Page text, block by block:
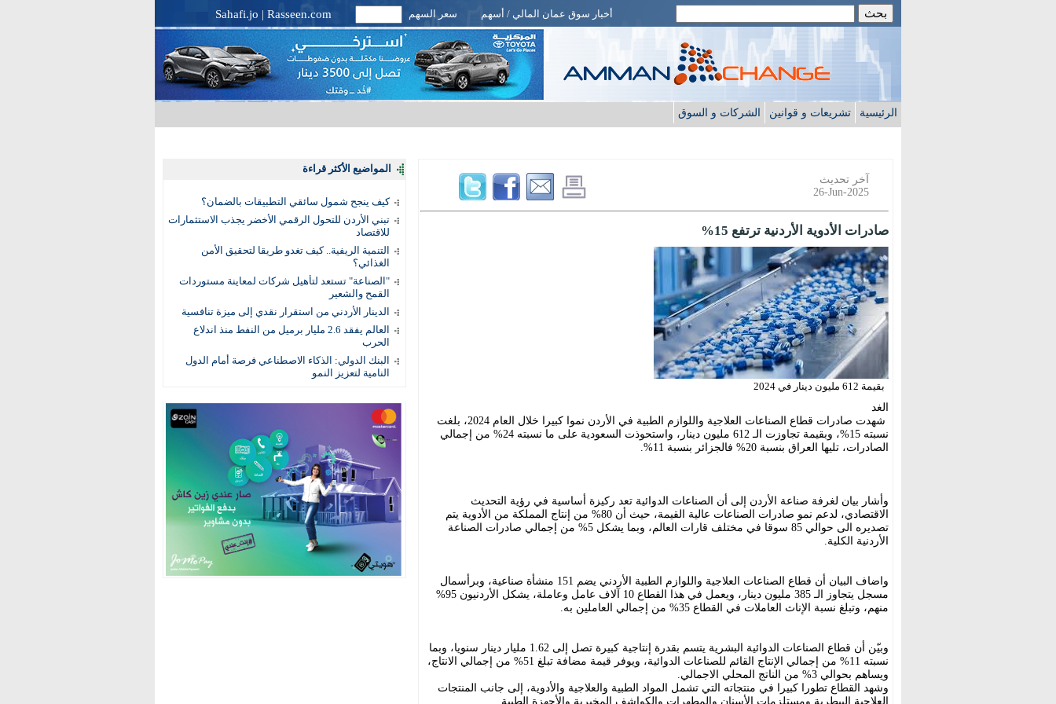
أخبار سوق عمان المالي / أسهم سعر السهم Sahafi.jo | Rasseen.com
الرئيسية تشريعات و قوانين الشركات و السوق
المواضيع الأكثر قراءة
كيف ينجح شمول سائقي التطبيقات بالضمان؟
تبني الأردن للتحول الرقمي الأخضر يجذب الاستثمارات
للاقتصاد
التنمية الريفية.. كيف تغدو طريقا لتحقيق الأمن
الغذائي؟
"الصناعة" تستعد لتأهيل شركات لمعاينة مستوردات
القمح والشعير
الدينار الأردني من استقرار نقدي إلى ميزة تنافسية
العالم يفقد 2.6 مليار برميل من النفط منذ اندلاع
الحرب
البنك الدولي: الذكاء الاصطناعي فرصة أمام الدول
النامية لتعزيز النمو
آخر تحديث
26-Jun-2025
صادرات الأدوية الأردنية ترتفع 15%
بقيمة 612 مليون دينار في 2024
الغد
شهدت صادرات قطاع الصناعات العلاجية واللوازم الطبية في الأردن نموا كبيرا خلال العام 2024، بلغت
نسبته 15%، وبقيمة تجاوزت الـ 612 مليون دينار، واستحوذت السعودية على ما نسبته 24% من إجمالي
الصادرات، تليها العراق بنسبة 20% فالجزائر بنسبة 11%.
وأشار بيان لغرفة صناعة الأردن إلى أن الصناعات الدوائية تعد ركيزة أساسية في رؤية التحديث
الاقتصادي، لدعم نمو صادرات الصناعات عالية القيمة، حيث أن 80% من إنتاج المملكة من الأدوية يتم
تصديره الى حوالي 85 سوقا في مختلف قارات العالم، وبما يشكل 5% من إجمالي صادرات الصناعة
الأردنية الكلية.
واضاف البيان أن قطاع الصناعات العلاجية واللوازم الطبية الأردني يضم 151 منشأة صناعية، وبرأسمال
مسجل يتجاوز الـ 385 مليون دينار، ويعمل في هذا القطاع 10 آلاف عامل وعاملة، يشكل الأردنيون 95%
منهم، وتبلغ نسبة الإناث العاملات في القطاع 35% من إجمالي العاملين به.
وبيّن أن قطاع الصناعات الدوائية البشرية يتسم بقدرة إنتاجية كبيرة تصل إلى 1.62 مليار دينار سنويا، وبما
نسبته 11% من إجمالي الإنتاج القائم للصناعات الدوائية، ويوفر قيمة مضافة تبلغ 51% من إجمالي الانتاج،
ويساهم بحوالي 3% من الناتج المحلي الاجمالي.
وشهد القطاع تطورا كبيرا في منتجاته التي تشمل المواد الطبية والعلاجية والأدوية، إلى جانب المنتجات
العلاجية البيطرية ومستلزمات الأسنان والمطهرات والكواشف المخبرية والأجهزة الطبية.